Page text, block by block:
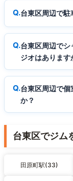
台東区周辺で駐
台東区周辺でシ
ジオはあります
台東区周辺で
か？
台東区でジム
田原町駅(33)